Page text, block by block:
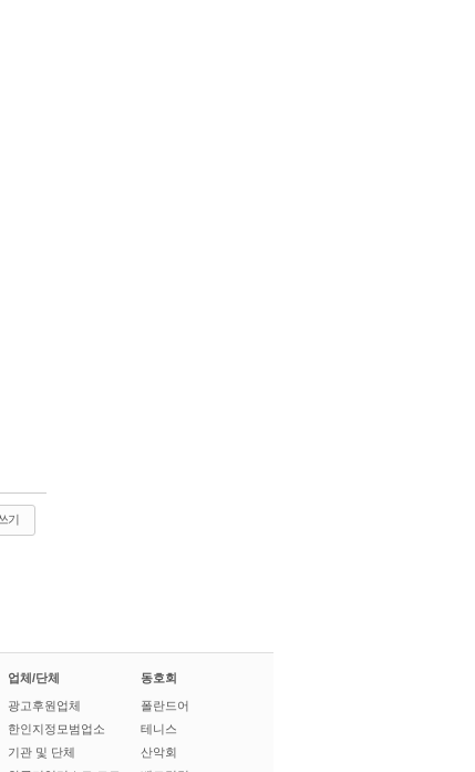
기
업체/단체
광고후원업체
한인지정모범업소
기관 및 단체
동호회
폴란드어
테니스
산악회